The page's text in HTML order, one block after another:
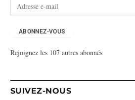
s
m
ABONNEZ-VOUS
Rejoignez les 107 autres abonnés
SUIVEZ-NOUS